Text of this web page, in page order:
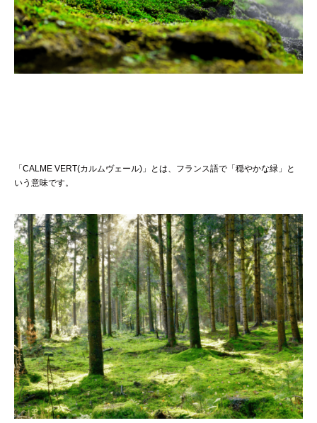
「CALME VERT(カルムヴェール)」とは、フランス語で「穏やかな緑」と
いう意味です。